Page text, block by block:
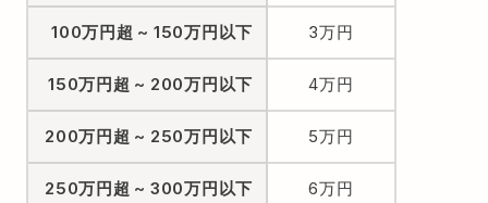
100万円超 ~ 150万円以下 3万円
150万円超 ~ 200万円以下 4万円
200万円超 ~ 250万円以下 5万円
250万円超 ~ 300万円以下 6万円